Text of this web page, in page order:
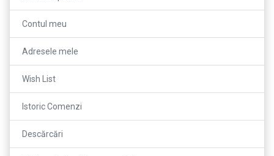
Contul meu
Adresele mele
Wish List
Istoric Comenzi
Descărcări